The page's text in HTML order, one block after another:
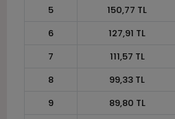
5
150,77 TL
6
127,91 TL
7
111,57 TL
8
99,33 TL
9
89,80 TL